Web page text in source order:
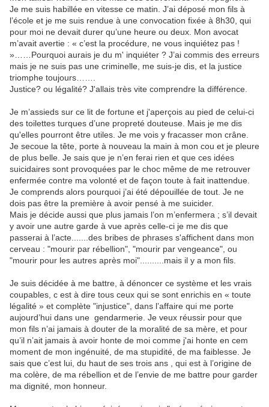
Je me suis habillée en vitesse ce matin. J’ai déposé mon fils à
l’école et je me suis rendue à une convocation fixée à 8h30, qui
pour moi ne devait durer qu’une heure ou deux. Mon avocat
m’avait avertie : « c’est la procédure, ne vous inquiétez pas !
»……Pourquoi aurais je du m' inquiéter ? J’ai commis des erreurs
mais je ne suis pas une criminelle, me suis-je dis, et la justice
triomphe toujours…….
Justice? ou légalité? J'allais très vite comprendre la différence.
Je m’assieds sur ce lit de fortune et j'aperçois au pied de celui-ci
des toilettes turques d’une propreté douteuse. Mais je me dis
qu'elles pourront être utiles. Je me vois y fracasser mon crâne.
Je secoue la tête, porte à nouveau la main à mon cou et je pleure
de plus belle. Je sais que je n’en ferai rien et que ces idées
suicidaires sont provoquées par le choc même de me retrouver
enfermée contre ma volonté et de façon toute à fait inattendue.
Je comprends alors pourquoi j’ai été dépouillée de tout. Je ne
dois pas être la première à avoir pensé à me suicider.
Mais je décide aussi que plus jamais l’on m’enfermera ; s’il devait
y avoir une autre garde à vue après celle-ci je me dis que
passerai à l’acte.......des bribes de phrases s'affichent dans mon
cerveau : "mourir par rébellion", "mourir par vengeance", ou
"mourir pour les autres après moi"..........mais il y a mon fils.
Je suis décidée à me battre, à dénoncer ce système et les vrais
coupables, c est à dire tous ceux qui se sont enrichis en « toute
légalité » et complète "injustice", dans l’affaire qui me porte
aujourd’hui dans une gendarmerie. Je veux réussir pour que
mon fils n’ai jamais à douter de la moralité de sa mère, et pour
qu’il n’ait jamais à avoir honte de moi comme j'ai honte en cem
moment de mon ingénuité, de ma stupidité, de ma faiblesse. Je
sais que c’est lui, du haut de ses trois ans , qui est à l’origine de
ma colère, de ma rébellion et de l’envie de me battre pour garder
ma dignité, mon honneur.